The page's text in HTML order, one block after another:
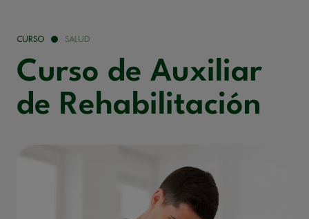
CURSO SALUD
Curso de Auxiliar
de Rehabilitación